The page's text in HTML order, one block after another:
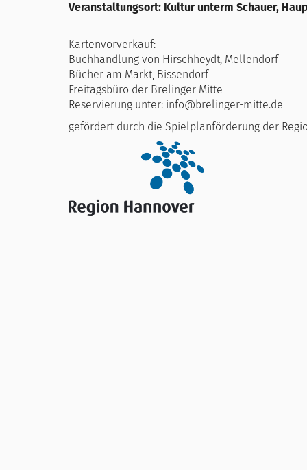
Veranstaltungsort: Kultur unterm Schauer,
Kartenvorverkauf:
Buchhandlung von Hirschheydt, Mellendorf
Bücher am Markt, Bissendorf
Freitagsbüro der Brelinger Mitte
Reservierung unter: info@brelinger-mitte.de
gefördert durch die Spielplanförderung der